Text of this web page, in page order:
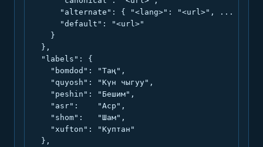
      "alternate": { "<lang>": "<url>", ... },
      "default": "<url>"
    }
  },
  "labels": {
    "bomdod": "Таң",
    "quyosh": "Күн чыгуу",
    "peshin": "Бешим",
    "asr":    "Аср",
    "shom":   "Шам",
    "xufton": "Куптан"
  },